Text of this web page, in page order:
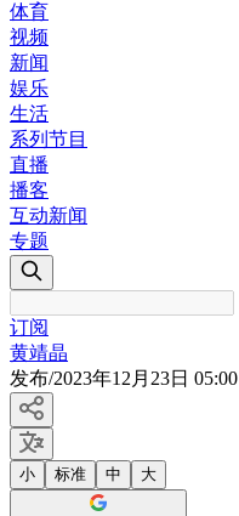
体育
视频
新闻
娱乐
生活
系列节目
直播
播客
互动新闻
专题
订阅
黄靖晶
发布/2023年12月23日 05:00
小 标准 中 大